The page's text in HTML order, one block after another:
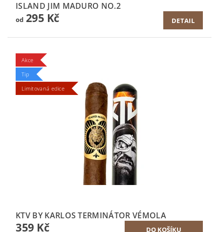
ISLAND JIM MADURO NO.2
od295 Kč DETAIL
Akce
Tip
Limitovaná edice
KTV BY KARLOS TERMINÁTOR VÉMOLA
359 Kč